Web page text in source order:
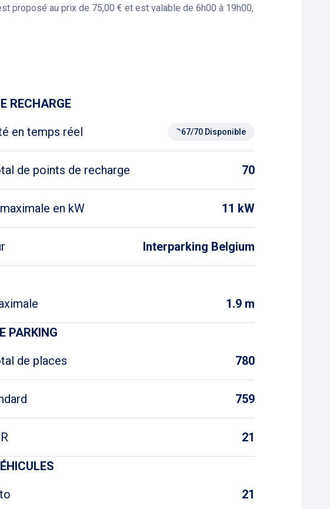
proposé au prix de 75,00 € et est valable de 6h00 à 19h00,
qui se rendent en centre-ville et parcourent au moins
RECHARGE
en temps réel
67/70 Disponible
de points de recharge 70
en kW 11 kW
Interparking Belgium
1.9 m
PARKING
de places
780
759
21
21